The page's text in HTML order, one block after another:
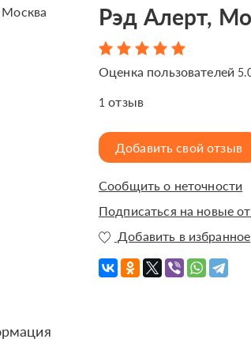
Рэд Алерт,
Оценка пользователей
1 отзыв
Добавить свой отзыв
Сообщить о неточности
Подписаться на новые
Добавить в избранное